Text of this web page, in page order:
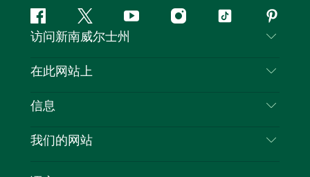
Facebook叽
叽
喳
YouTubeInstagram
抖
访问新南威尔士州
联系我们
隐私
Cookie 通知
在此网站上
目的地
新南威尔士州公路旅行
信息
旅行信息
我们的网站